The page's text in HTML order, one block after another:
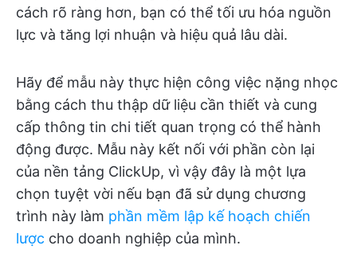
cách rõ ràng hơn, bạn có thể tối ưu hóa nguồn
lực và tăng lợi nhuận và hiệu quả lâu dài.
Hãy để mẫu này thực hiện công việc nặng nhọc
bằng cách thu thập dữ liệu cần thiết và cung
cấp thông tin chi tiết quan trọng có thể hành
động được. Mẫu này kết nối với phần còn lại
của nền tảng ClickUp, vì vậy đây là một lựa
chọn tuyệt vời nếu bạn đã sử dụng chương
trình này làm phần mềm lập kế hoạch chiến
lược cho doanh nghiệp của mình.